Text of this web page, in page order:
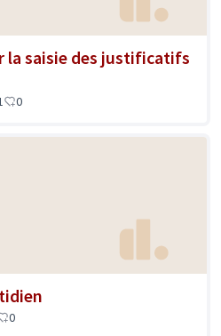
saisie des justificatifs
0
0